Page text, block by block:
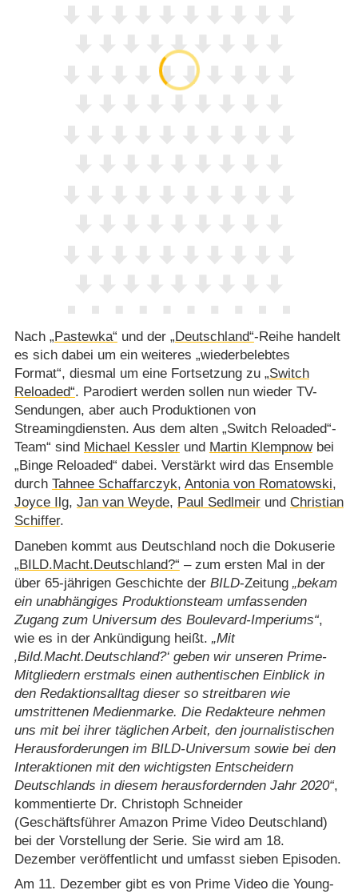
Nach „Pastewka“ und der „Deutschland“-Reihe handelt
es sich dabei um ein weiteres „wiederbelebtes
Format“, diesmal um eine Fortsetzung zu „Switch
Reloaded“. Parodiert werden sollen nun wieder TV-
Sendungen, aber auch Produktionen von
Streamingdiensten. Aus dem alten „Switch Reloaded“-
Team“ sind Michael Kesslerund Martin Klempnowbei
„Binge Reloaded“ dabei. Verstärkt wird das Ensemble
durch Tahnee Schaffarczyk, Antonia von Romatowski,
Joyce Ilg, Jan van Weyde, Paul Sedlmeirund Christian
Schiffer.
Daneben kommt aus Deutschland noch die Dokuserie
„BILD.Macht.Deutschland?“ – zum ersten Mal in der
über 65-jährigen Geschichte der BILD-Zeitung bekam
ein unabhängiges Produktionsteam umfassenden
Zugang zum Universum des Boulevard-Imperiums ,
wie es in der Ankündigung heißt.
Mit
‚Bild.Macht.Deutschland?‘ geben wir unseren Prime-
Mitgliedern erstmals einen authentischen Einblick in
den Redaktionsalltag dieser so streitbaren wie
umstrittenen Medienmarke. Die Redakteure nehmen
uns mit bei ihrer täglichen Arbeit, den journalistischen
Herausforderungen im BILD-Universum sowie bei den
Interaktionen mit den wichtigsten Entscheidern
Deutschlands in diesem herausfordernden Jahr 2020 ,
kommentierte Dr. Christoph Schneider
(Geschäftsführer Amazon Prime Video Deutschland)
bei der Vorstellung der Serie. Sie wird am 18.
Dezember veröffentlicht und umfasst sieben Episoden.
Am 11. Dezember gibt es von Prime Video die Young-